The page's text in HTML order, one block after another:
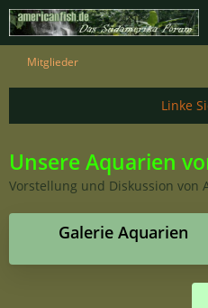
Mitglieder
Unsere Aquarien
Vorstellung und Diskussion von
Galerie Aquarien